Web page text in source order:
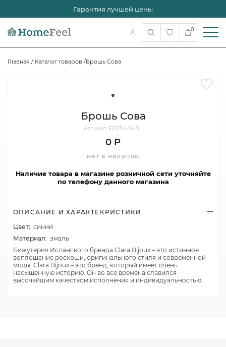
Гарантия лучшей цены
0
Главная / Каталог товаров /Брошь Сова
Брошь Сова
Артикул: F25154-14 BL
0 Р
нет в наличии
Наличие товара в магазине розничной сети уточняйте
по телефону данного магазина
ОПИСАНИЕ И ХАРАКТЕКРИСТИКИ
Цвет: синий
Материал: эмаль
Бижутерия Испанского бренда Clara Bijoux – это истинное
воплощение роскоши, оригинального стиля и современной
моды. Clara Bijoux – это бренд, который имеет очень
насыщенную историю. Он во все времена славился
высочайшим качеством исполнения и индивидуальностью.